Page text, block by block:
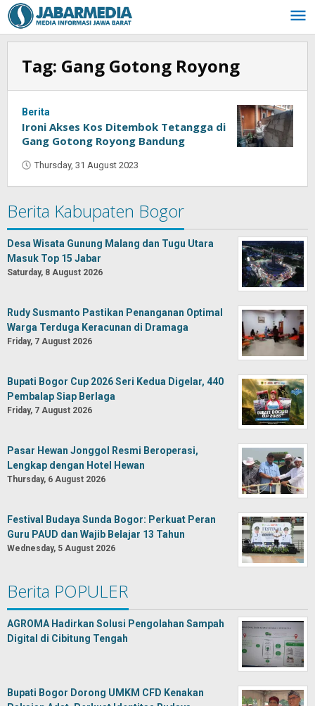
Skip
to
content
Tag: Gang Gotong Royong
Berita
Ironi Akses Kos Ditembok Tetangga di
Gang Gotong Royong Bandung
Thursday, 31 August 2023
Berita Kabupaten Bogor
Desa Wisata Gunung Malang dan Tugu Utara
Masuk Top 15 Jabar
Saturday, 8 August 2026
Rudy Susmanto Pastikan Penanganan Optimal
Warga Terduga Keracunan di Dramaga
Friday, 7 August 2026
Bupati Bogor Cup 2026 Seri Kedua Digelar, 440
Pembalap Siap Berlaga
Friday, 7 August 2026
Pasar Hewan Jonggol Resmi Beroperasi,
Lengkap dengan Hotel Hewan
Thursday, 6 August 2026
Festival Budaya Sunda Bogor: Perkuat Peran
Guru PAUD dan Wajib Belajar 13 Tahun
Wednesday, 5 August 2026
Berita POPULER
AGROMA Hadirkan Solusi Pengolahan Sampah
Digital di Cibitung Tengah
Bupati Bogor Dorong UMKM CFD Kenakan